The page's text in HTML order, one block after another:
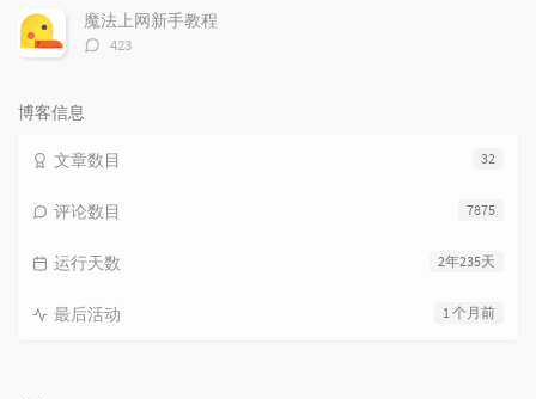
数：
魔法上网新手教程
评
423
博客信息
32
文章数目
7875
评论数目
2年235天
运行天数
1 个月前
最后活动